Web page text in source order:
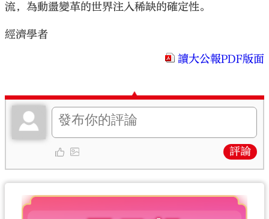
流，為動盪變革的世界注入稀缺的確定性。
經濟學者
讀大公報PDF版面
評論